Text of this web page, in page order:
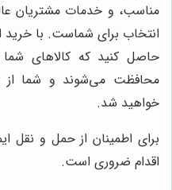
مناسب، و خدمات مشتریان
انتخاب برای شماست. با خرید
حاصل کنید که کالاهای شما
محافظت می‌شوند و شما
خواهید شد.
برای اطمینان از حمل و نقل
اقدام ضروری است.